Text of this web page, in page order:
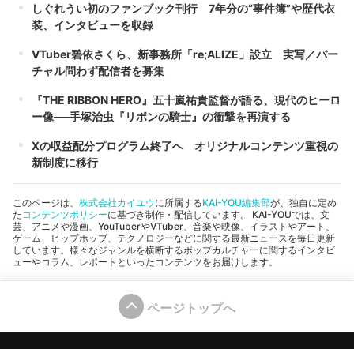
しぐれうい初のファンブック刊行 7年分の“事件簿”や歴代衣
装、インタビューを収録
VTuber碧依さくら、新事務所「re;ALIZE」設立 実写／バー
チャル問わず配信者を募集
『THE RIBBON HERO』五十嵐祐貴監督が語る、現代のヒーロ
ー像──手塚治虫『リボンの騎士』の衝撃を再演する
Xの収益配分プログラム終了へ オリジナルコンテンツ重視の
新制度に移行
このページは、 株式会社カイユウに所属するKAI-YOU編集部が、独自に定め
た コンテンツポリシーに基づき制作・配信しています。 KAI-YOUでは、文
芸、アニメや漫画、YouTuberやVTuber、音楽や映像、イラストやアート、
ゲーム、ヒップホップ、テクノロジーなどに関する最新ニュースを毎日更新
しています。様々なジャンルを横断するポップカルチャーに関するインタビ
ューやコラム、レポートといったコンテンツをお届けします。
ページトップへ